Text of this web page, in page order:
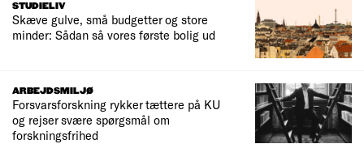
STUDIELIV
Skæve gulve, små budgetter og store
minder: Sådan så vores første bolig ud
ARBEJDSMILJØ
Forsvarsforskning rykker tættere på KU
og rejser svære spørgsmål om
forskningsfrihed